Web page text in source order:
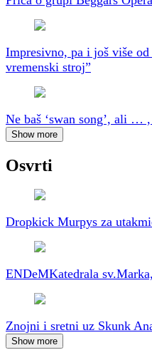
Impresivno, pa i još više
vremenski stroj”
Ne baš ‘swan song’, ali …
Show more
Osvrti
Dropkick Murpys za
ENDeMKatedrala
Znojni i sretni uz Skunk
Show more